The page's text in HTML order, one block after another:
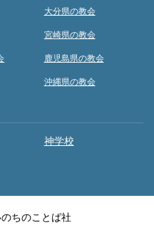
大分県の教会
宮崎県の教会
鹿児島県の教会
沖縄県の教会
神学校
ちのことば社